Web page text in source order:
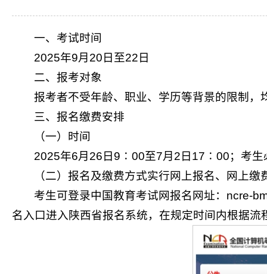
一、 考试时间
2025年9月20日至22日
二、报考对象
报考者不受年龄、职业、学历等背景的限制
三、报名缴费安排
（一） 时间
2025年6月26日9∶00至7月2日17∶00；考生
（二）报名及缴费方式实行网上报名、网上缴
考生可登录中国教育考试网报名网址：ncre-
名入口进入陕西省报名系统，在规定时间内根据